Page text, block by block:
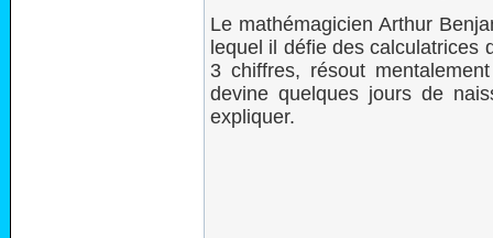
Le mathémagicien Arthur
lequel il défie des calculatrices
3 chiffres, résout
devine quelques jours de
expliquer.